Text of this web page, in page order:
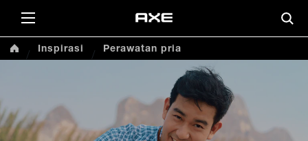
Inspirasi Perawatan pria